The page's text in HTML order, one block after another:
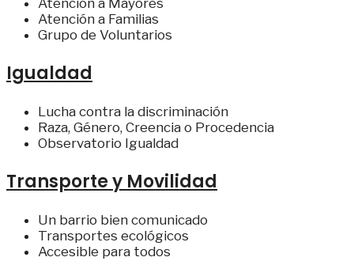
Atención a Mayores
Atención a Familias
Grupo de Voluntarios
Igualdad
Lucha contra la discriminación
Raza, Género, Creencia o Procedencia
Observatorio Igualdad
Transporte y Movilidad
Un barrio bien comunicado
Transportes ecológicos
Accesible para todos